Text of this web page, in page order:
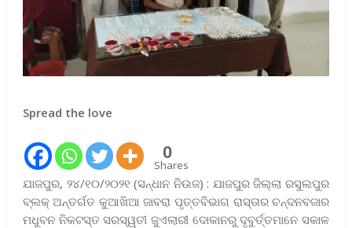
Spread the love
0
Shares
ଯାଜପୁର, ୨୪/୧୦/୨୦୨୧ (ସନ୍ଧାନ ନିଉଜ) : ଯାଜପୁର ଜିଲ୍ଲା ରସୁଲପୁର
ବ୍ଲକ୍ ଅନ୍ତର୍ଗତ କୁଆଖିଆ ଜାବରା ପୃତ୍ତବିଭାଗ ରାସ୍ତାର ଚନ୍ଦନବଜାର
ମଧୁବନ ନିକଟସ୍ତ ସରସ୍ୱତୀ ଜୁଏଲାରୀ ଦୋକାନରୁ ଦୃବୁର୍ତ୍ତମାନେ ସକାଳ